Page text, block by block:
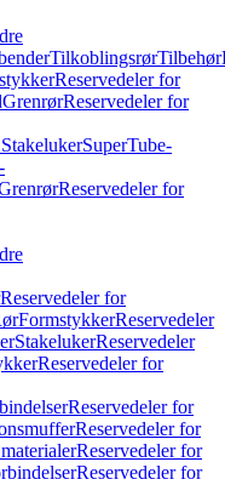
TilkoblingsrørTilbehør
Reservedeler for
GrenrørReservedeler for
SuperTube-
Reservedeler for
Reservedeler for
FormstykkerReservedeler
StakelukerReservedeler
Reservedeler for
Reservedeler for
Reservedeler for
Reservedeler for
Reservedeler for